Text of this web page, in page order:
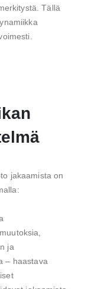
Tällä
jakaamista on
ja
– haastava